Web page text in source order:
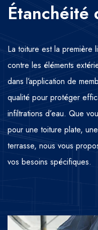
Étanchéité
La toiture est la première
contre les éléments
dans l’application de
qualité pour protéger
infiltrations d’eau. Que
pour une toiture plate,
terrasse, nous vous
vos besoins spécifiques.